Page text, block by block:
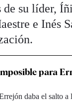
su líder,
e Inés
para
daba el salto